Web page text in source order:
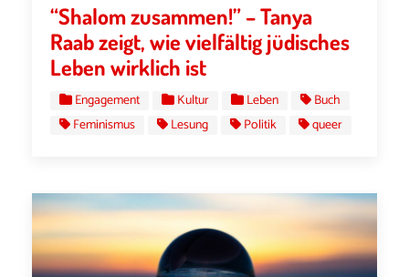
“Shalom zusammen!” – Tanya
Raab zeigt, wie vielfältig jüdisches
Leben wirklich ist
Engagement Kultur Leben
Buch
Feminismus
Lesung Politik queer